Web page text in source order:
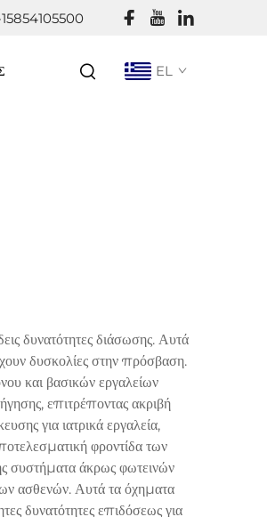
EL
δυνατότητες διάσωσης. Αυτά
δυσκολίες στην πρόσβαση.
και βασικών εργαλείων
επιτρέποντας ακριβή
για ιατρικά εργαλεία,
φροντίδα των
συστήματα άκρως φωτεινών
ασθενών. Αυτά τα όχηματα
δυνατότητες επιδόσεως για